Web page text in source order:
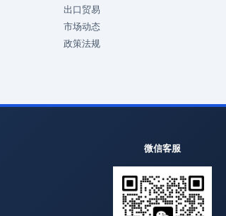
出口贸易
市场动态
政策法规
微信客服